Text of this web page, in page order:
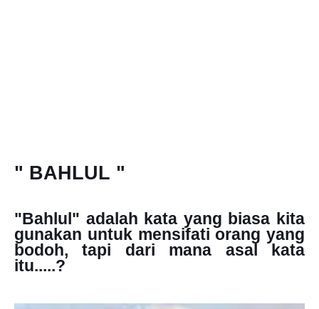
" BAHLUL "
"Bahlul" adalah kata yang biasa kita
gunakan untuk mensifati orang yang
bodoh, tapi dari mana asal kata
itu.....?